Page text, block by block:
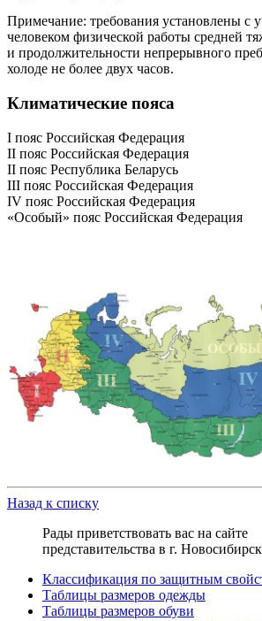
Примечание: требования установлены с
человеком физической работы средней
и продолжительности непрерывного
холоде не более двух часов.
Климатические пояса
I пояс Российская Федерация
II пояс Российская Федерация
II пояс Республика Беларусь
III пояс Российская Федерация
IV пояс Российская Федерация
«Особый» пояс Российская Федерация
Назад к списку
Рады приветствовать вас на сайте
представительства в г.
Классификация по защитным
Таблицы размеров одежды
Таблицы размеров обуви